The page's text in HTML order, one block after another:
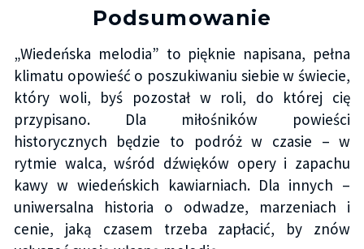
Podsumowanie
„Wiedeńska melodia” to pięknie napisana, pełna
klimatu opowieść o poszukiwaniu siebie w świecie,
który woli, byś pozostał w roli, do której cię
przypisano. Dla miłośników powieści
historycznych będzie to podróż w czasie – w
rytmie walca, wśród dźwięków opery i zapachu
kawy w wiedeńskich kawiarniach. Dla innych –
uniwersalna historia o odwadze, marzeniach i
cenie, jaką czasem trzeba zapłacić, by znów